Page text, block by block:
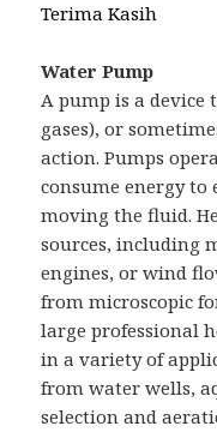
Terima Kasih
Water Pump
A pump is a
gases), or
action. Pumps
consume energy to
moving the fluid.
sources, including
engines, or wind
from microscopic
large professional
in a variety of
from water wells,
selection and